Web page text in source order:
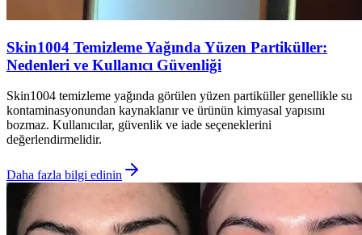
Skin1004 Temizleme Yağında Yüzen Partiküller:
Nedenleri ve Kullanıcı Güvenliği
Skin1004 temizleme yağında görülen yüzen partiküller genellikle su
kontaminasyonundan kaynaklanır ve ürünün kimyasal yapısını
bozmaz. Kullanıcılar, güvenlik ve iade seçeneklerini
değerlendirmelidir.
Daha fazla bilgi edinin